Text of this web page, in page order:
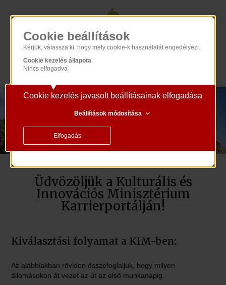
Cookie beállítások
Kérjük, válassza ki, hogy mely cookie-k használatát engedélyezi.
Cookie kezelés állapota
Nincs elfogadva
Cookie kezelés javasolt beállításainak elfogadása
Beállítások módosítása
Elfogadás
Üdvözöljük a Kulturális és
Innovációs Minisztérium
Karrierportálján!
Kiválasztási folyamat a KIM-ben:
Az alábbiakban röviden összefoglaljuk, hogy milyen
állomásokon át vezet az út az első munkanapig.